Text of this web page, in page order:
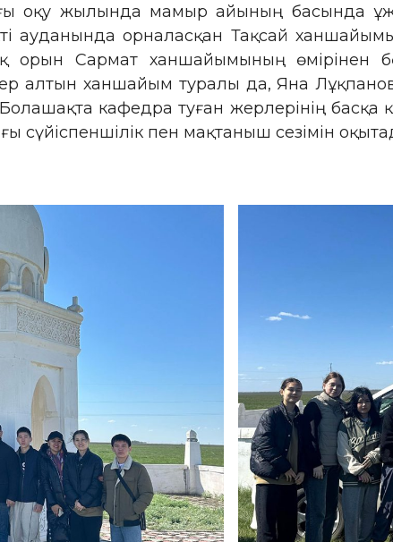
оқу жылында мамыр айының басында
ауданында орналасқан Тақсай
орын Сармат ханшайымының өмірінен
алтын ханшайым туралы да, Яна
Болашақта кафедра туған жерлерінің
сүйіспеншілік пен мақтаныш сезімін